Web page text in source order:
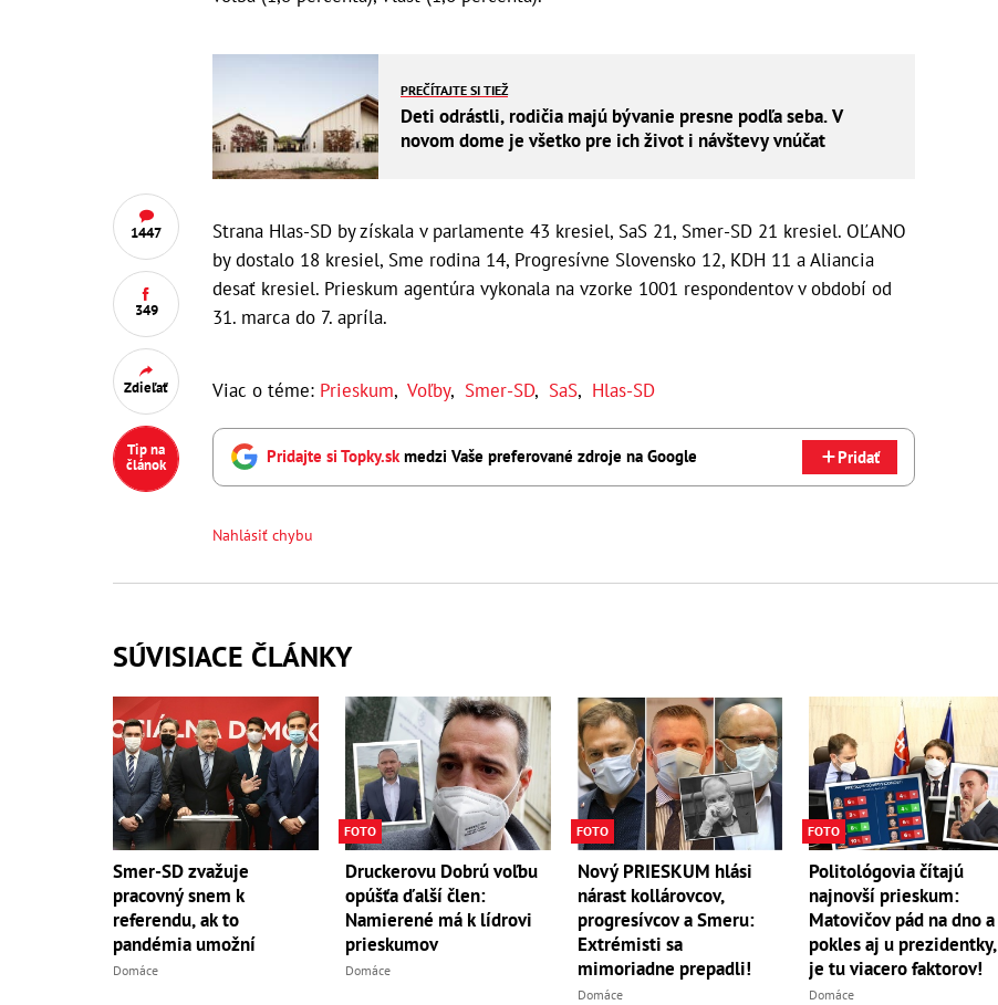
1447
349
Zdieľať
Tip na
článok
PREČÍTAJTE SI TIEŽ
Deti odrástli, rodičia majú bývanie presne podľa seba. V
novom dome je všetko pre ich život i návštevy vnúčat
Strana Hlas-SD by získala v parlamente 43 kresiel, SaS 21, Smer-SD 21 kresiel. OĽANO
by dostalo 18 kresiel, Sme rodina 14, Progresívne Slovensko 12, KDH 11 a Aliancia
desať kresiel. Prieskum agentúra vykonala na vzorke 1001 respondentov v období od
31. marca do 7. apríla.
Viac o téme: Prieskum, Voľby, Smer-SD, SaS, Hlas-SD
Pridajte si Topky.skmedzi Vaše preferované zdroje na Google Pridať
Nahlásiť chybu
SÚVISIACE ČLÁNKY
Smer-SD zvažuje
pracovný snem k
referendu, ak to
pandémia umožní
Domáce
FOTO
Druckerovu Dobrú voľbu
opúšťa ďalší člen:
Namierené má k lídrovi
prieskumov
Domáce
FOTO
Nový PRIESKUM hlási
nárast kollárovcov,
progresívcov a Smeru:
Extrémisti sa
mimoriadne prepadli!
Domáce
FOTO
Politológovia čítajú
najnovší prieskum:
Matovičov pád na dno a
pokles aj u prezidentky,
je tu viacero faktorov!
Domáce